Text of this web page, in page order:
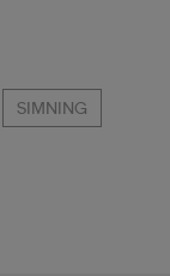
SIMNING